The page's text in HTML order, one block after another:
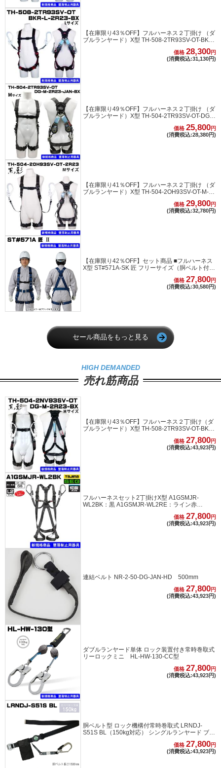
【在庫限り43％OFF】フルハーネス２丁掛け （ダ
ブルランヤード）X型 TH-508-2TR93SV-OT-BKR-
価格 28,300円
(消費税込:31,130円)
【在庫限り49％OFF】フルハーネス２丁掛け （ダ
ブルランヤード）X型 TH-504-2TR93SV-OT-DG-
価格 25,800円
(消費税込:28,380円)
【在庫限り41％OFF】フルハーネス２丁掛け （ダ
ブルランヤード）X型 TH-504-2OH93SV-OT-M-
価格 29,800円
(消費税込:32,780円)
【在庫限り42％OFF】セット商品 ■フルハーネス
X型 ST#571A-SK 匠 フリーサイズ（胴ベルト付
き） ベルトカラー：ブラック ■ランヤード巻き取
価格 27,800円
(消費税込:30,580円)
セール商品をもっと見る
HIGH DEMANDED
売れ筋商品
【在庫限り43％OFF】フルハーネス２丁掛け（ダ
ブルランヤード）X型 TH-508-2TR93SV-OT-BKR-
価格 27,800円
(消費税込:43,923円)
フルハーネスセット2丁掛けX型 A1GSMJR-
WL2BK：黒 A1GSMJR-WL2RE：ライン赤
A1GSMJR-WL2WH：ライン白 S・M・Lサイズ
価格 27,800円
(消費税込:43,923円)
連結ベルト NR-2-50-DG-JAN-HD 500mm
価格 27,800円
(消費税込:43,923円)
ダブルランヤード単体 ロック装置付き常時巻取式
リーロックミニ HL-HW-130-CC型
価格 27,800円
(消費税込:43,923円)
胴ベルト型 ロック機構付常時巻取式 LRNDJ-
S51S BL（150kg対応） シングルランヤード ブラ
価格 27,800円
(消費税込:43,923円)